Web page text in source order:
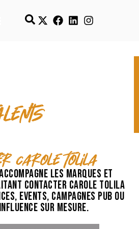
FORTS
Carole Tolila
les marques et
contacter Carole Tolila
events, campagnes pub ou
sur mesure.